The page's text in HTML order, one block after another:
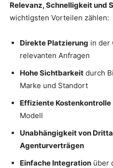
Relevanz, Schnelligkeit und
wichtigsten Vorteilen zählen:
Direkte Platzierung in der
relevanten Anfragen
Hohe Sichtbarkeit durch
Marke und Standort
Effiziente Kostenkontrolle
Modell
Unabhängigkeit von
Agenturverträgen
Einfache Integration über